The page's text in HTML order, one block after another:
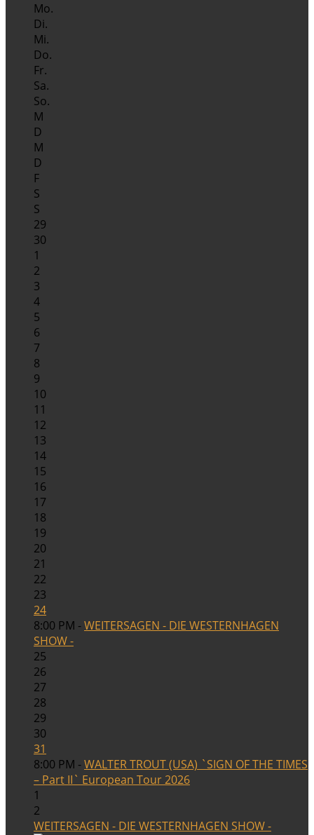
Mo.
Di.
Mi.
Do.
Fr.
Sa.
So.
M
D
M
D
F
S
S
29
30
1
2
3
4
5
6
7
8
9
10
11
12
13
14
15
16
17
18
19
20
21
22
23
24
8:00 PM -WEITERSAGEN - DIE WESTERNHAGEN
SHOW -
25
26
27
28
29
30
31
8:00 PM -WALTER TROUT (USA) `SIGN OF THE TIMES
– Part II` European Tour 2026
1
2
WEITERSAGEN - DIE WESTERNHAGEN SHOW -